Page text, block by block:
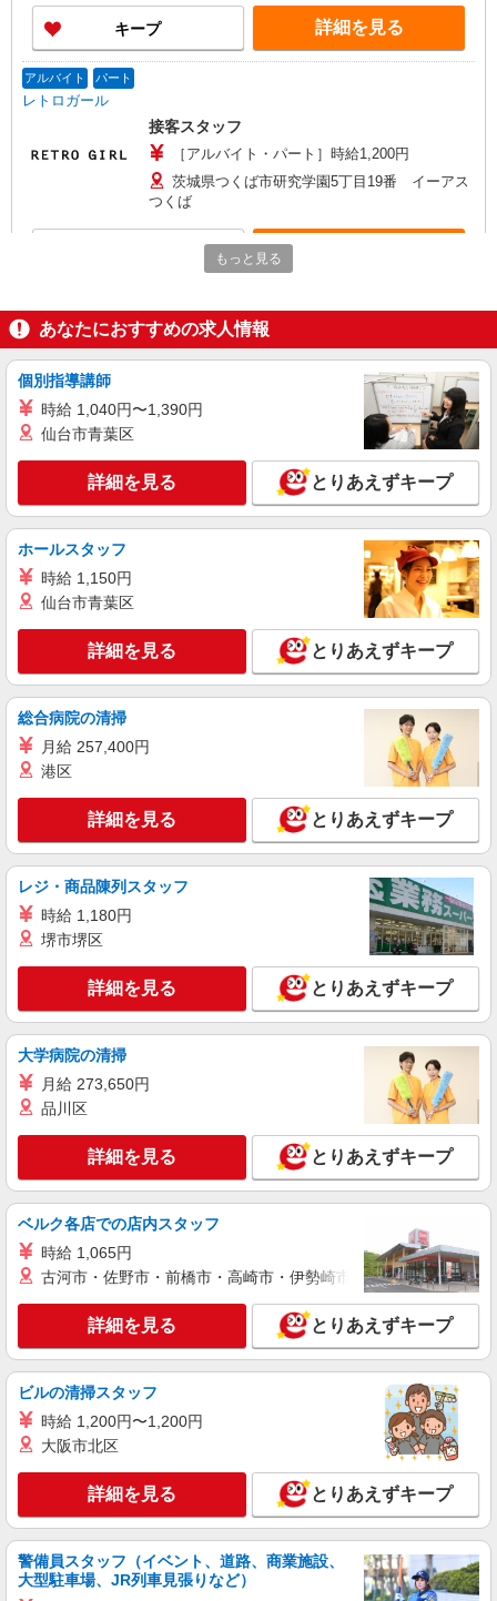
キープ 詳細を見る
アルバイト パート
レトロガール
接客スタッフ
［アルバイト・パート］時給1,200円
茨城県つくば市研究学園5丁目19番 イーアス
つくば
スーツセレクト
アパレル（メンズ・レディース）スタッフ
［アルバイト・パート］時給1,230円 ［契約社
茨城県つくば市研究学園5丁目19番 イーアス
キープ 詳細を見る
正社員
ウニコ
［正社員］月給220,000円〜 固定残業時間 月
15時間分（21,975円以上）を含み、超過分は別途
支給 ※試用期間（3ヵ月間）の給与・シフトは通
常と同条件
茨城県つくば市研究学園5丁目19番 イーアス
つくば
キープ 詳細を見る
［アルバイト］時給1,200円
茨城県つくば市研究学園5丁目19番 イーアス
詳細を見る
アルバイト パート
果汁工房果琳
［アルバイト・パート］一般時給1,085円 ※試
用期間（実働200時間）：時給1,075円 ※高校生：
時給1,085円（研修期間は上記と同じ） ※22:00以
降時給25％アップ
茨城県つくば市研究学園5丁目19番 イーアスつ
くば
キープ 詳細を見る
アルバイト パート
ムラサキスポーツ
販売スタッフ
［アルバイト・パート］時給1,150円〜 ※経
験・能力により優遇します。
茨城県つくば市研究学園5丁目19番 イーアス
つくば
キープ 詳細を見る
パート
ツルハドラッグ
販売スタッフ
［アルバイト］時給1,075円
もっと見る
あなたにおすすめの求人情報
個別指導講師
時給 1,040円〜1,390円
仙台市青葉区
詳細を見る とりあえずキープ
ホールスタッフ
時給 1,150円
仙台市青葉区
詳細を見る とりあえずキープ
総合病院の清掃
月給 257,400円
港区
詳細を見る とりあえずキープ
レジ・商品陳列スタッフ
時給 1,180円
堺市堺区
詳細を見る とりあえずキープ
大学病院の清掃
月給 273,650円
品川区
詳細を見る とりあえずキープ
ベルク各店での店内スタッフ
時給 1,065円
古河市・佐野市・前橋市・高崎市・伊勢崎市・太田市・館林市
詳細を見る とりあえずキープ
ビルの清掃スタッフ
時給 1,200円〜1,200円
大阪市北区
詳細を見る とりあえずキープ
警備員スタッフ（イベント、道路、商業施設、
大型駐車場、JR列車見張りなど）